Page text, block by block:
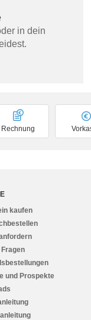
in dein
Rechnung
kaufen
Fragen
und Prospekte